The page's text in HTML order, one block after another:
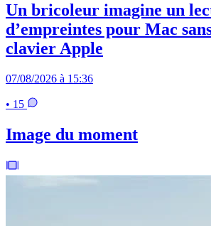
Un bricoleur imagine un
d’empreintes pour Mac
clavier Apple
07/08/2026 à 15:36
• 15
Image du moment